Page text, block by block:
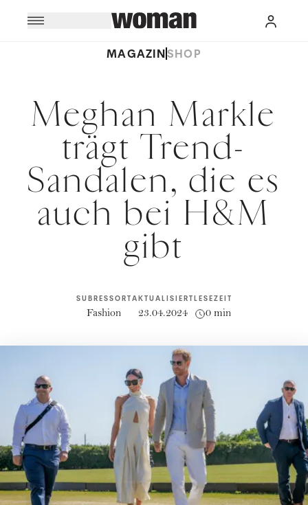
MAGAZINSHOP
Meghan Markle
trägt Trend-
Sandalen, die es
auch bei H&M
gibt
SUBRESSORT
Fashion
AKTUALISIERT
23.04.2024
LESEZEIT
0 min